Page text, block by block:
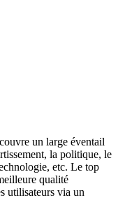
un large éventail
la politique, le
etc. Le top
qualité
utilisateurs via un